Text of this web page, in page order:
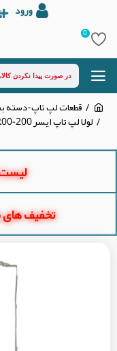
ورود
0
قطعات لپ تاپ-دسته
لولا لپ تاپ ایسر Aspire E1-570-572-530-532_AM0VR00-200
تخفیف های بالای 50